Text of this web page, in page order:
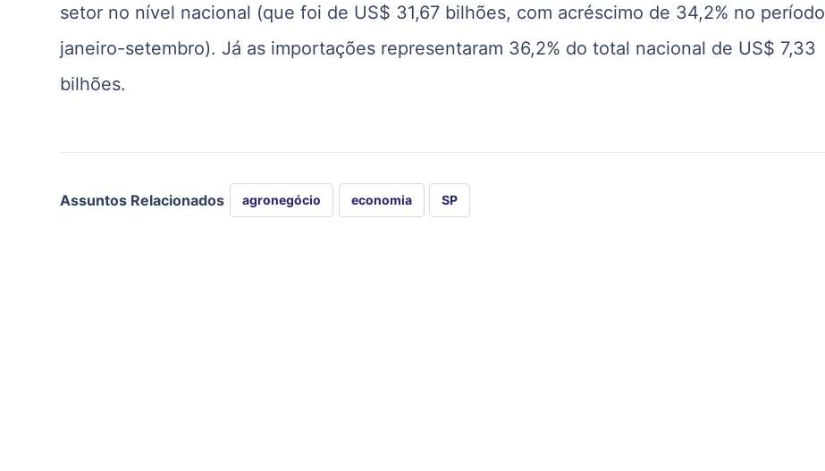
setor no nível nacional (que foi de US$ 31,67 bilhões, com acréscimo de 34,2% no período
janeiro-setembro). Já as importações representaram 36,2% do total nacional de US$ 7,33
bilhões.
Assuntos Relacionados agronegócio economia SP